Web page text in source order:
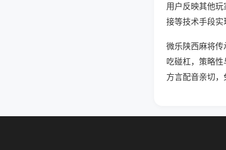
用户反映其他玩
接等技术手段实
微乐陕西麻将
吃碰杠，策略性
方言配音亲切，